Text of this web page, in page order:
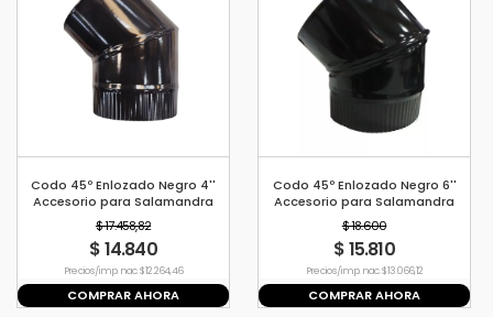
Codo 45º Enlozado Negro 4''
Accesorio para Salamandra
Tromen
$ 17.458,82
$ 14.840
Precio s/imp. nac. $ 12.264,46
COMPRAR AHORA
Codo 45º Enlozado Negro 6''
Accesorio para Salamandra
Tromen
$ 18.600
$ 15.810
Precio s/imp. nac. $ 13.066,12
COMPRAR AHORA